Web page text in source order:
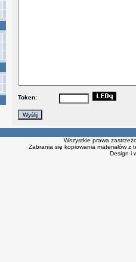
Token:
Wszystkie prawa
Zabrania się kopiowania materiałów
Design i